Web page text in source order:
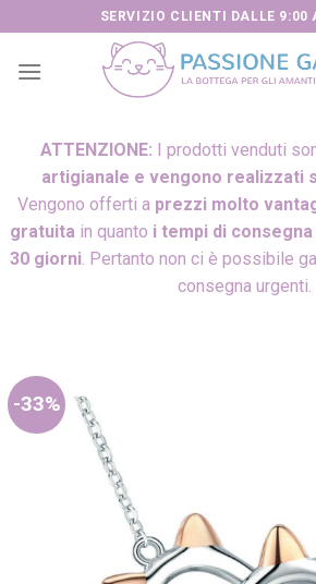
to
content
SERVIZIO CLIENTI DALLE 9:00
ATTENZIONE: I prodotti venduti
artigianale e vengono realizzati
Vengono offerti a prezzi molto
gratuita in quanto i tempi di
30 giorni. Pertanto non ci è possibile
consegna urgenti.
-33%